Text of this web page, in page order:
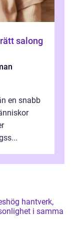
en snabb
i samma